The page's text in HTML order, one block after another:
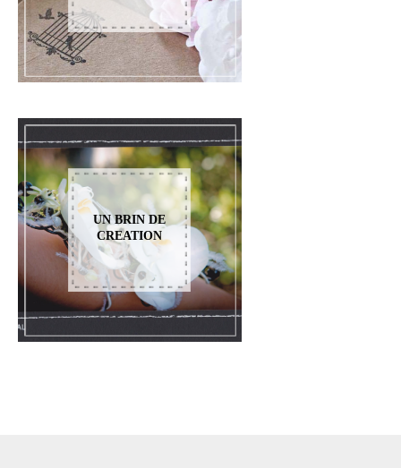
UN BRIN DE
CREATION